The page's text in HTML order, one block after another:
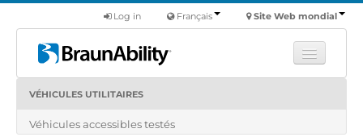
Site Web mondial
Français
Log in
Produits
VÉHICULES UTILITAIRES
Véhicules accessibles testés